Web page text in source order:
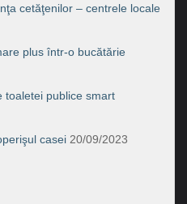
cetăţenilor – centrele locale
plus într-o bucătărie
toaletei publice smart
casei 20/09/2023